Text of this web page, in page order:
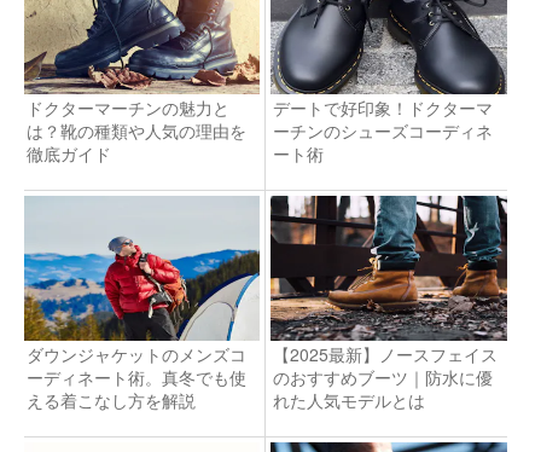
ドクターマーチンの魅力と
は？靴の種類や人気の理由を
徹底ガイド
デートで好印象！ドクターマ
ーチンのシューズコーディネ
ート術
ダウンジャケットのメンズコ
ーディネート術。真冬でも使
える着こなし方を解説
【2025最新】ノースフェイス
のおすすめブーツ｜防水に優
れた人気モデルとは